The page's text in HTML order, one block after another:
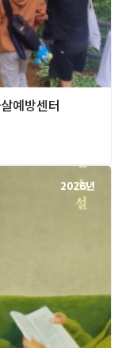
예방센터
2026년